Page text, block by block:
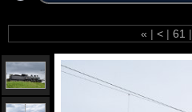
« | < | 61 |